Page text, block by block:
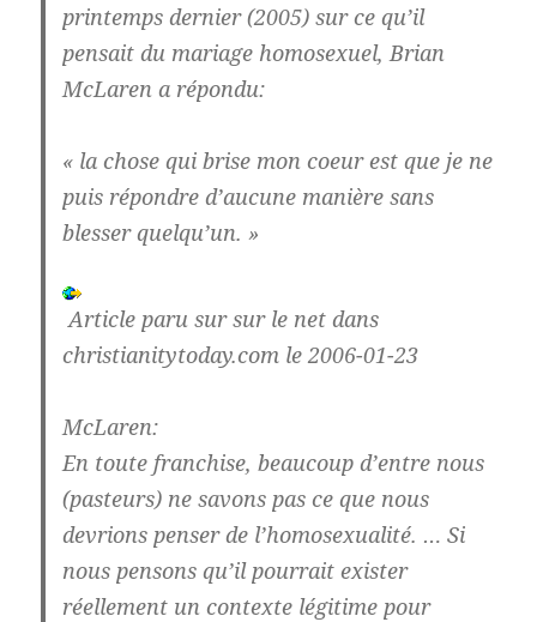
printemps dernier (2005) sur ce qu’il
pensait du mariage homosexuel, Brian
McLaren a répondu:
« la chose qui brise mon coeur est que je ne
puis répondre d’aucune manière sans
blesser quelqu’un. »
Article paru sur sur le net dans
christianitytoday.com le 2006-01-23
McLaren:
En toute franchise, beaucoup d’entre nous
(pasteurs) ne savons pas ce que nous
devrions penser de l’homosexualité. … Si
nous pensons qu’il pourrait exister
réellement un contexte légitime pour